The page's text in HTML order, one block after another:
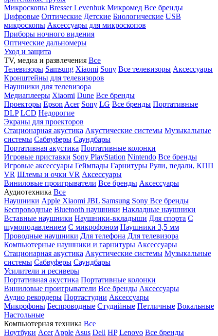
Микроскопы BresserLevenhuk Микромед Все бренды
Цифровые Оптические Детские Биологические USB
микроскопы Аксессуары для микроскопов
Приборы ночного видения
Оптические дальномеры
Уход и защита
TV, медиа и развлечения Все
Телевизоры Samsung Xiaomi Sony Все телевизоры Аксессуары
Кронштейны для телевизоров
Наушники для телевизора
Медиаплееры Xiaomi Dune Все бренды
Проекторы Epson Acer Sony LG Все бренды Портативные
DLP LCD Недорогие
Экраны для проекторов
Стационарная акустика Акустические системы Музыкальные
системы Сабвуферы Саундбары
Портативная акустика Портативные колонки
Игровые приставки Sony PlayStation Nintendo Все бренды
Игровые аксессуары Геймпады Гарнитуры Рули, педали, КПП
VR Шлемы и очки VR Аксессуары
Виниловые проигрыватели Все бренды Аксессуары
Аудиотехника Все
Наушники Apple Xiaomi JBL Samsung Sony Все бренды
Беспроводные Bluetooth наушники Накладные наушники
Вставные наушники Наушники-вкладыши Для спорта С
шумоподавлением С микрофоном Наушники 3,5 мм
Проводные наушники Для телефона Для телевизора
Компьютерные наушники и гарнитуры Аксессуары
Стационарная акустика Акустические системы Музыкальные
системы Сабвуферы Саундбары
Усилители и ресиверы
Портативная акустика Портативные колонки
Виниловые проигрыватели Все бренды Аксессуары
Аудио рекордеры Портастудии Аксессуары
Микрофоны Беспроводные Студийные Петличные Вокальные
Настольные
Компьютерная техника Все
Ноутбуки Acer Apple Asus Dell HP Lenovo Все бренды